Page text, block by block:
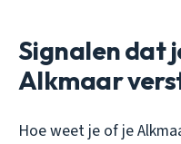
Signalen dat
Alkmaar
Hoe weet je of je